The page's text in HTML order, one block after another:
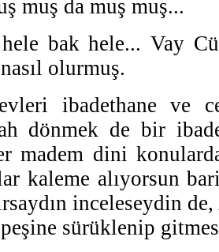
muş da muş muş...
bak hele... Vay
olurmuş.
ibadethane ve
dönmek de bir
madem dini
kaleme alıyorsun
inceleseydin
sürüklenip